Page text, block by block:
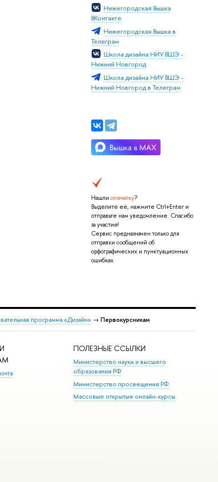
Нижегородская Вышка
ВКонтакте
Нижегородская Вышка в
Телеграм
Школа дизайна НИУ ВШЭ -
Нижний Новгород
Школа дизайна НИУ ВШЭ -
Нижний Новгород в Телеграм
Нашли опечатку?
Выделите её, нажмите Ctrl+Enter и
отправьте нам уведомление. Спасибо
за участие!
Сервис предназначен только для
отправки сообщений об
орфографических и пунктуационных
ошибках.
программа «Дизайн» → Первокурсникам
ПОЛЕЗНЫЕ ССЫЛКИ
Министерство науки и высшего
образования РФ
Министерство просвещения РФ
Массовые открытые онлайн-курсы